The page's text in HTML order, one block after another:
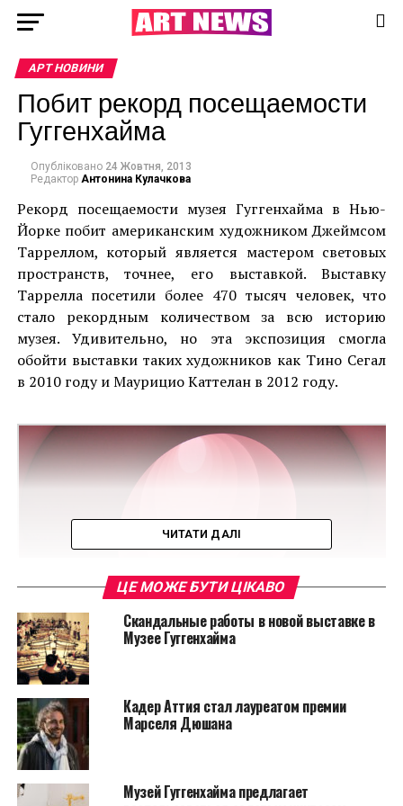
АРТ НОВИНИ
Побит рекорд посещаемости
Гуггенхайма
Опубліковано 24 Жовтня, 2013
Редактор Антонина Кулачкова
Рекорд посещаемости музея Гуггенхайма в Нью-
Йорке побит американским художником Джеймсом
Тарреллом, который является мастером световых
пространств, точнее, его выставкой. Выставку
Таррелла посетили более 470 тысяч человек, что
стало рекордным количеством за всю историю
музея. Удивительно, но эта экспозиция смогла
обойти выставки таких художников как Тино Сегал
в 2010 году и Маурицио Каттелан в 2012 году.
ЧИТАЙТЕ ТАКЖЕ:Невесомое волшебство из
ЧИТАТИ ДАЛІ
ЦЕ МОЖЕ БУТИ ЦІКАВО
Скандальные работы в новой выставке в
Музее Гуггенхайма
Кадер Аттия стал лауреатом премии
Марселя Дюшана
Музей Гуггенхайма предлагает